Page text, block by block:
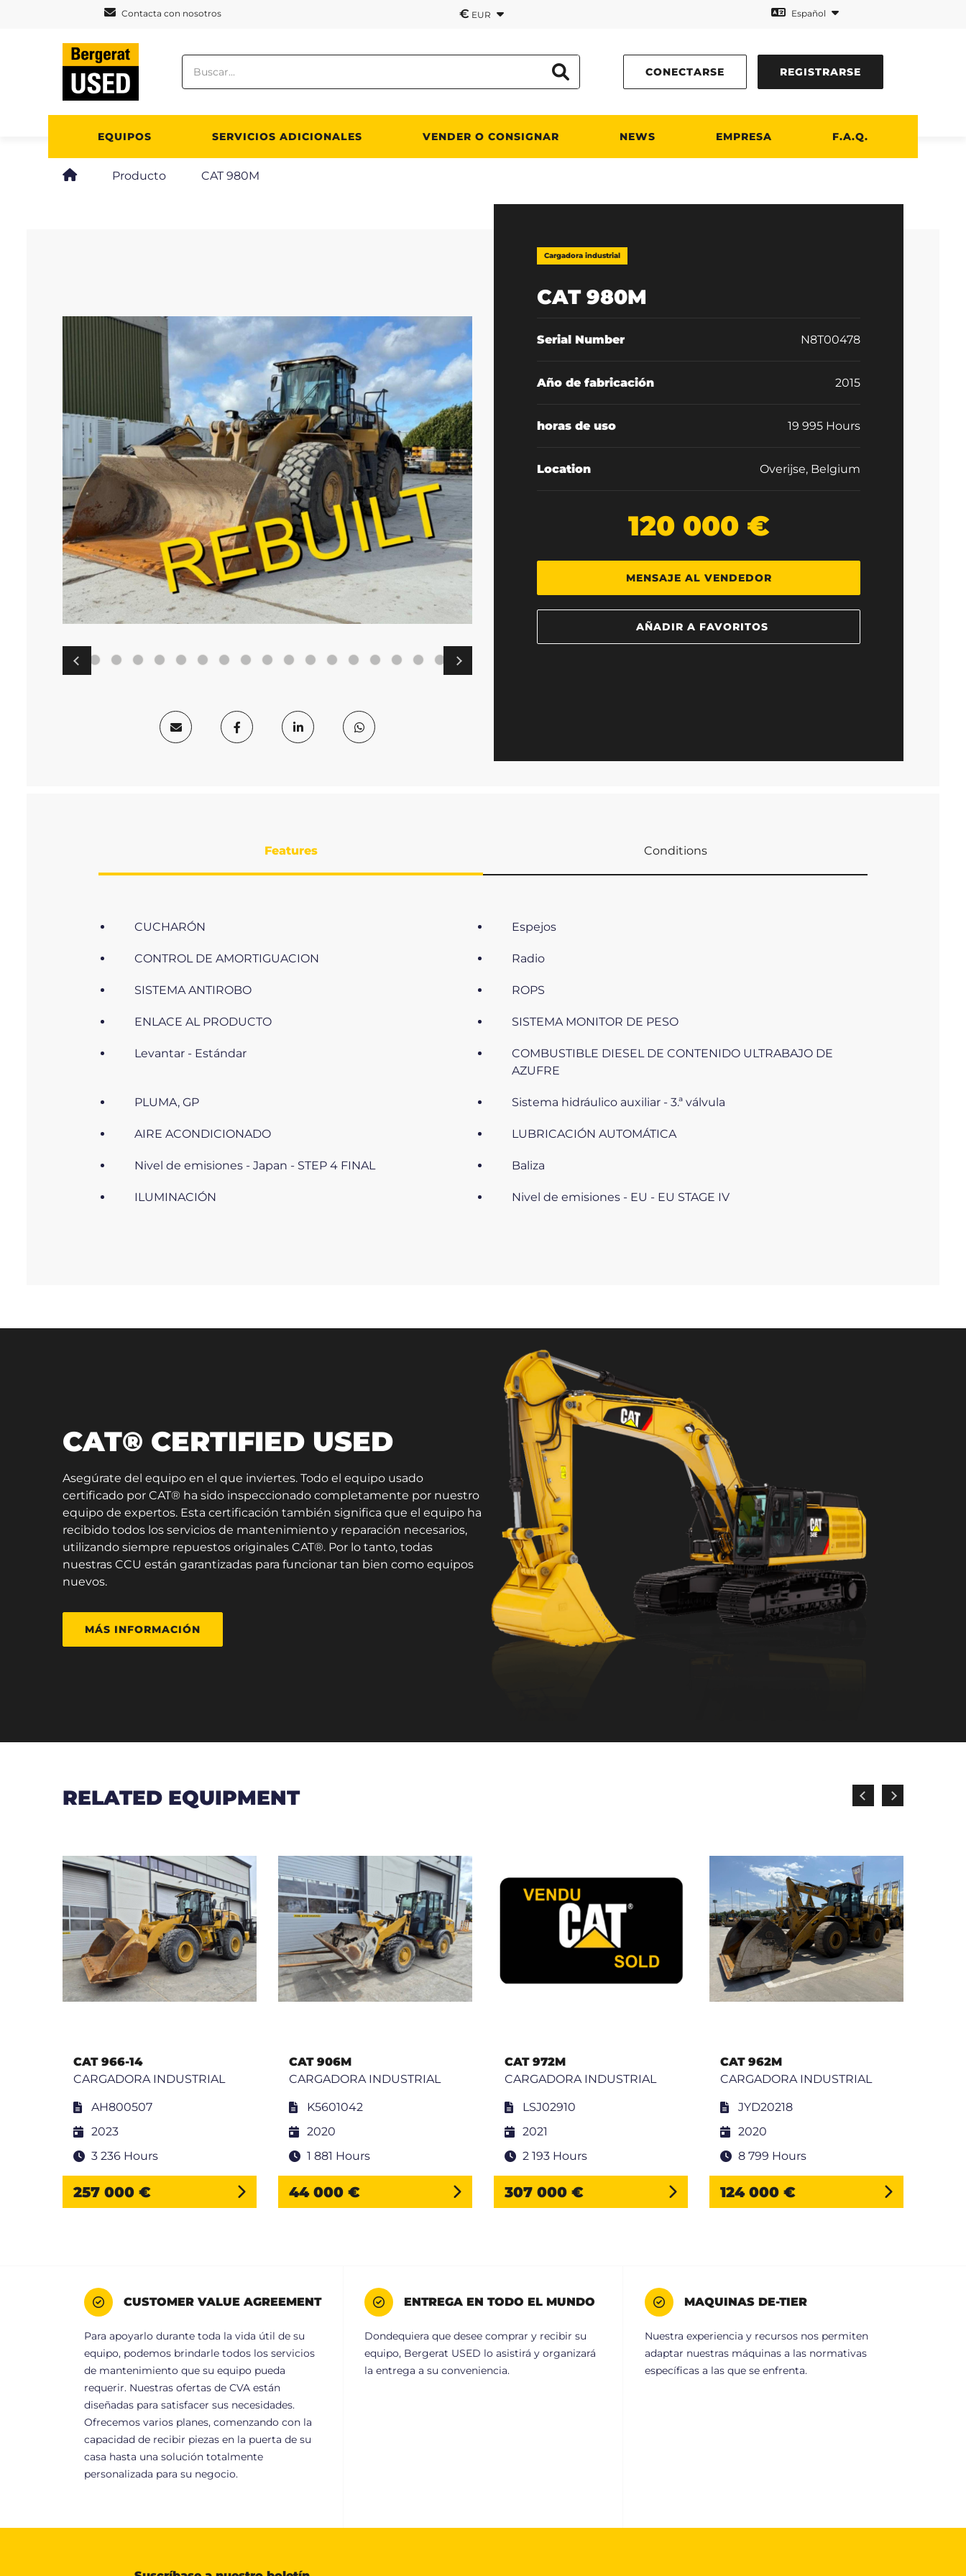
Contacta con nosotros € EUR Español
CONECTARSE REGISTRARSE
EQUIPOS SERVICIOS ADICIONALES VENDER O CONSIGNAR NEWS EMPRESA F.A.Q.
Producto CAT 980M
Cargadora industrial
CAT 980M
Serial Number N8T00478
Año de fabricación 2015
horas de uso 19 995 Hours
Location Overijse, Belgium
120 000 €
MENSAJE AL VENDEDOR
AÑADIR A FAVORITOS
Features Conditions
CUCHARÓN Espejos
CONTROL DE AMORTIGUACION Radio
SISTEMA ANTIROBO ROPS
ENLACE AL PRODUCTO SISTEMA MONITOR DE PESO
Levantar - Estándar
COMBUSTIBLE DIESEL DE CONTENIDO ULTRABAJO DE
AZUFRE
PLUMA, GP Sistema hidráulico auxiliar - 3.ª válvula
AIRE ACONDICIONADO LUBRICACIÓN AUTOMÁTICA
Nivel de emisiones - Japan - STEP 4 FINAL Baliza
ILUMINACIÓN Nivel de emisiones - EU - EU STAGE IV
CAT® CERTIFIED USED
Asegúrate del equipo en el que inviertes. Todo el equipo usado
certificado por CAT® ha sido inspeccionado completamente por nuestro
equipo de expertos. Esta certificación también significa que el equipo ha
recibido todos los servicios de mantenimiento y reparación necesarios,
utilizando siempre repuestos originales CAT®. Por lo tanto, todas
nuestras CCU están garantizadas para funcionar tan bien como equipos
nuevos.
MÁS INFORMACIÓN
RELATED EQUIPMENT
CAT 966-14
CARGADORA INDUSTRIAL
AH800507
2023
3 236 Hours
257 000 €
CAT 906M
CARGADORA INDUSTRIAL
K5601042
2020
1 881 Hours
44 000 €
CAT 972M
CARGADORA INDUSTRIAL
LSJ02910
2021
2 193 Hours
307 000 €
CAT 962M
CARGADORA INDUSTRIAL
JYD20218
2020
8 799 Hours
124 000 €
CUSTOMER VALUE AGREEMENT
Para apoyarlo durante toda la vida útil de su
equipo, podemos brindarle todos los servicios
de mantenimiento que su equipo pueda
requerir. Nuestras ofertas de CVA están
diseñadas para satisfacer sus necesidades.
Ofrecemos varios planes, comenzando con la
capacidad de recibir piezas en la puerta de su
casa hasta una solución totalmente
personalizada para su negocio.
ENTREGA EN TODO EL MUNDO
Dondequiera que desee comprar y recibir su
equipo, Bergerat USED lo asistirá y organizará
la entrega a su conveniencia.
MAQUINAS DE-TIER
Nuestra experiencia y recursos nos permiten
adaptar nuestras máquinas a las normativas
específicas a las que se enfrenta.
Panel de gestión de cookies